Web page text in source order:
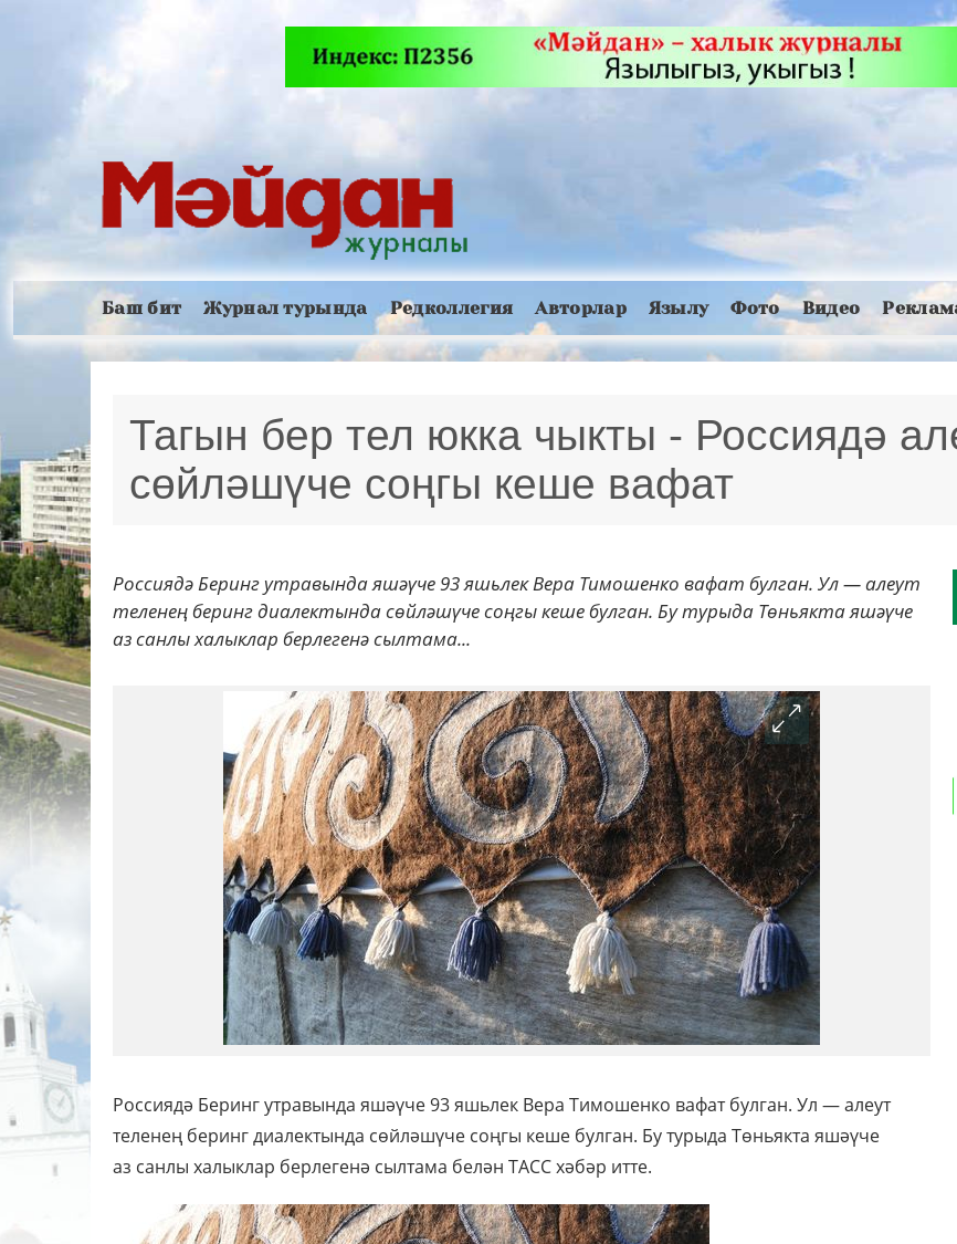
Баш бит Журнал турында Редколлегия Авторлар Язылу Фото Видео
Тагын бер тел юкка чыкты - Россиядә
сөйләшүче соңгы кеше вафат
Россиядә Беринг утравында яшәүче 93 яшьлек Вера Тимошенко вафат булган. Ул — алеут
теленең беринг диалектында сөйләшүче соңгы кеше булган. Бу турыда Төньякта яшәүче
аз санлы халыклар берлегенә сылтама...
Россиядә Беринг утравында яшәүче 93 яшьлек Вера Тимошенко вафат булган. Ул — алеут
теленең беринг диалектында сөйләшүче соңгы кеше булган. Бу турыда Төньякта яшәүче
аз санлы халыклар берлегенә сылтама белән ТАСС хәбәр итте.